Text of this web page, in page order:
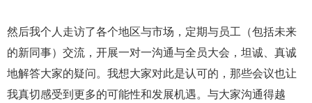
然后我个人走访了各个地区与市场，定期与员工（包括未来
的新同事）交流，开展一对一沟通与全员大会，坦诚、真诚
地解答大家的疑问。我想大家对此是认可的，那些会议也让
我真切感受到更多的可能性和发展机遇。与大家沟通得越